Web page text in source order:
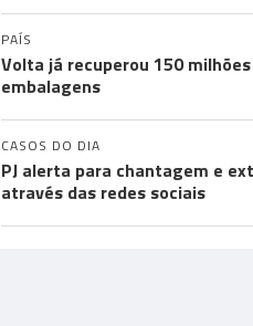
PAÍS
Volta já recuperou 150
embalagens
CASOS DO DIA
PJ alerta para chantagem e
através das redes sociais